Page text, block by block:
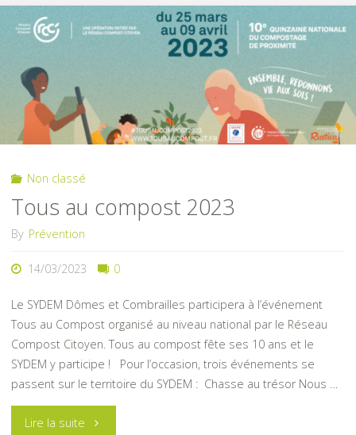
de
ISO
14001
pour
l’année
Non classé
Tous au compost 2023
By Prévention
14/03/2023 0
Le SYDEM Dômes et Combrailles participera à l’événement
Tous au Compost organisé au niveau national par le Réseau
Compost Citoyen. Tous au compost fête ses 10 ans et le
SYDEM y participe ! Pour l’occasion, trois événements se
passent sur le territoire du SYDEM : Chasse au trésor Nous …
Lire la suite"Tous